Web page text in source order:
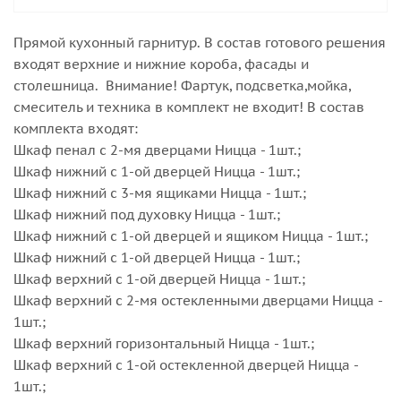
Прямой кухонный гарнитур. В состав готового решения
входят верхние и нижние короба, фасады и
столешница. Внимание! Фартук, подсветка,мойка,
смеситель и техника в комплект не входит! В состав
комплекта входят:
Шкаф пенал с 2-мя дверцами Ницца - 1шт.;
Шкаф нижний с 1-ой дверцей Ницца - 1шт.;
Шкаф нижний с 3-мя ящиками Ницца - 1шт.;
Шкаф нижний под духовку Ницца - 1шт.;
Шкаф нижний с 1-ой дверцей и ящиком Ницца - 1шт.;
Шкаф нижний с 1-ой дверцей Ницца - 1шт.;
Шкаф верхний с 1-ой дверцей Ницца - 1шт.;
Шкаф верхний с 2-мя остекленными дверцами Ницца -
1шт.;
Шкаф верхний горизонтальный Ницца - 1шт.;
Шкаф верхний с 1-ой остекленной дверцей Ницца -
1шт.;